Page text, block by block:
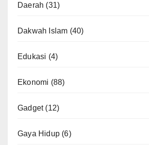
Daerah (31)
Dakwah Islam (40)
Edukasi (4)
Ekonomi (88)
Gadget(12)
Gaya Hidup (6)